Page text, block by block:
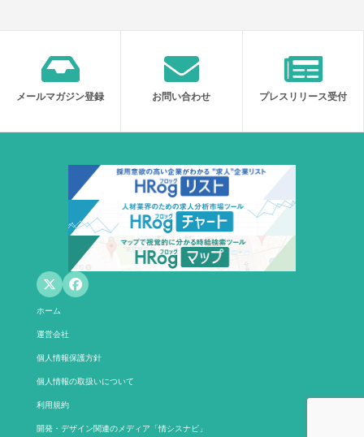
メールマガジン登録 お問い合わせ プレスリリース受付
ホーム
運営会社
個人情報保護方針
個人情報の取扱いについて
利用規約
開発・デザイン関連のメディア「情シスナビ」